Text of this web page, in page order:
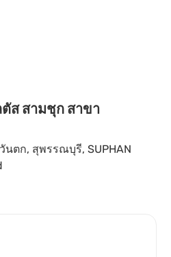
ส สามชุก สาขา
นตก, สุพรรณบุรี, SUPHAN